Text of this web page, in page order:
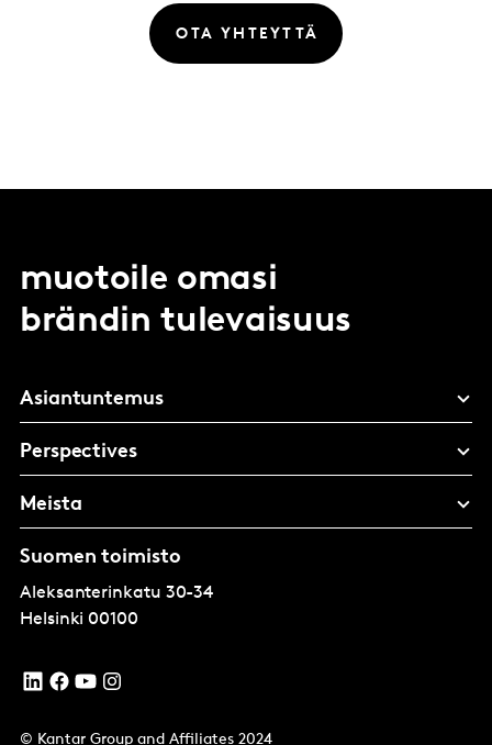
OTA YHTEYTTÄ
muotoile omasi
brändin tulevaisuus
Asiantuntemus
Perspectives
Meista
Suomen toimisto
Aleksanterinkatu 30-34
Helsinki 00100
© Kantar Group and Affiliates 2024